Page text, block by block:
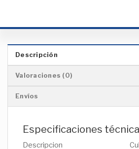
Descripción
Valoraciones (0)
Envíos
Especificaciones
Descripcion